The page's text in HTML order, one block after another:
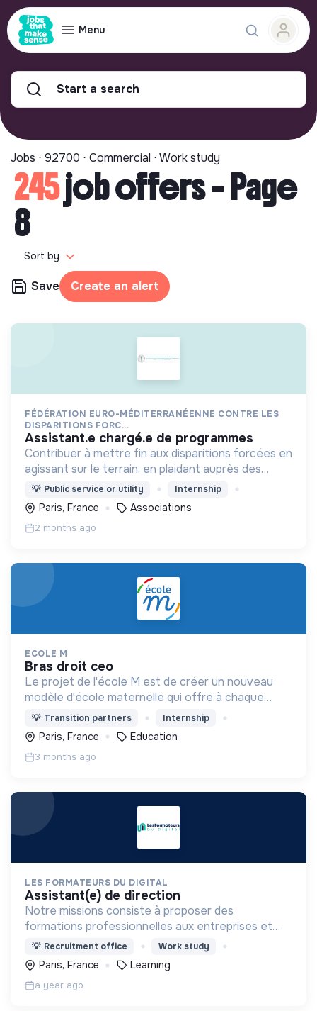
Menu
Start a search
Jobs ⋅ 92700 ⋅ Commercial ⋅ Work study
245job offers - Page
8
Sort by
Save Create an alert
FÉDÉRATION EURO-MÉDITERRANÉENNE CONTRE LES
DISPARITIONS FORC...
assistant.e chargé.e de programmes
Contribuer à mettre fin aux disparitions forcées en
agissant sur le terrain, en plaidant auprès des
institutions internationales et en formant les
acteurs locaux.
💡 Public service or utility Internship
Paris, France Associations
2 months ago
ECOLE M
bras droit ceo
Le projet de l'école M est de créer un nouveau
modèle d'école maternelle qui offre à chaque
enfant une éducation personnalisée et qui
contribue à la réduction des inégalités scolaires.
💡 Transition partners Internship
Paris, France Education
3 months ago
LES FORMATEURS DU DIGITAL
assistant(e) de direction
Notre missions consiste à proposer des
formations professionnelles aux entreprises et
aux indépendants dans le domaine du digital.
💡 Recruitment office Work study
Paris, France Learning
a year ago